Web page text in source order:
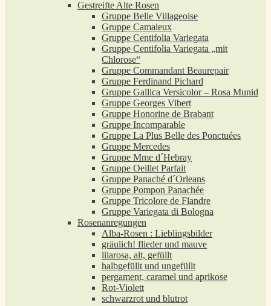
Gestreifte Alte Rosen
Gruppe Belle Villageoise
Gruppe Camaieux
Gruppe Centifolia Variegata
Gruppe Centifolia Variegata „mit
Chlorose“
Gruppe Commandant Beaurepair
Gruppe Ferdinand Pichard
Gruppe Gallica Versicolor – Rosa Munid
Gruppe Georges Vibert
Gruppe Honorine de Brabant
Gruppe Incomparable
Gruppe La Plus Belle des Ponctuées
Gruppe Mercedes
Gruppe Mme d´Hebray
Gruppe Oeillet Parfait
Gruppe Panaché d´Orleans
Gruppe Pompon Panachée
Gruppe Tricolore de Flandre
Gruppe Variegata di Bologna
Rosenanregungen
Alba-Rosen : Lieblingsbilder
gräulich! flieder und mauve
lilarosa, alt, gefüllt
halbgefüllt und ungefüllt
pergament, caramel und aprikose
Rot-Violett
schwarzrot und blutrot